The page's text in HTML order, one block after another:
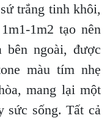
trắng tinh khôi,
1m2 tạo nên
bên ngoài, được
màu tím nhẹ
mang lại một
sức sống. Tất cả